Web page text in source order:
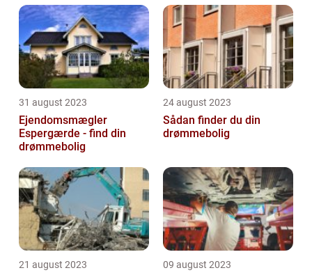
31 august 2023
Ejendomsmægler
Espergærde - find din
drømmebolig
24 august 2023
Sådan finder du din
drømmebolig
21 august 2023 09 august 2023